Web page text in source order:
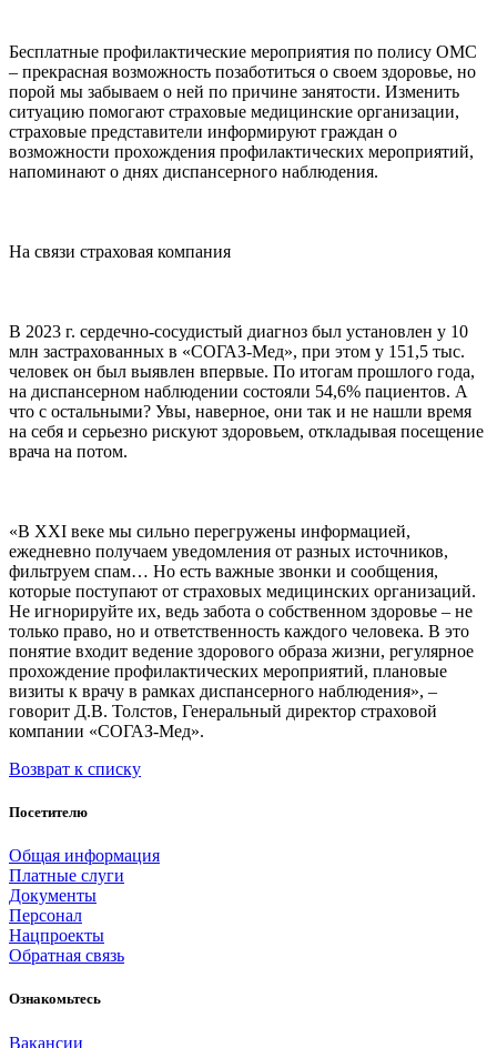
Бесплатные профилактические мероприятия по полису ОМС
– прекрасная возможность позаботиться о своем здоровье, но
порой мы забываем о ней по причине занятости. Изменить
ситуацию помогают страховые медицинские организации,
страховые представители информируют граждан о
возможности прохождения профилактических мероприятий,
напоминают о днях диспансерного наблюдения.
На связи страховая компания
В 2023 г. сердечно-сосудистый диагноз был установлен у 10
млн застрахованных в «СОГАЗ-Мед», при этом у 151,5 тыс.
человек он был выявлен впервые. По итогам прошлого года,
на диспансерном наблюдении состояли 54,6% пациентов. А
что с остальными? Увы, наверное, они так и не нашли время
на себя и серьезно рискуют здоровьем, откладывая посещение
врача на потом.
«В XXI веке мы сильно перегружены информацией,
ежедневно получаем уведомления от разных источников,
фильтруем спам… Но есть важные звонки и сообщения,
которые поступают от страховых медицинских организаций.
Не игнорируйте их, ведь забота о собственном здоровье – не
только право, но и ответственность каждого человека. В это
понятие входит ведение здорового образа жизни, регулярное
прохождение профилактических мероприятий, плановые
визиты к врачу в рамках диспансерного наблюдения», –
говорит Д.В. Толстов, Генеральный директор страховой
компании «СОГАЗ-Мед».
Возврат к списку
Посетителю
Общая информация
Платные слуги
Документы
Персонал
Нацпроекты
Обратная связь
Ознакомьтесь
Вакансии